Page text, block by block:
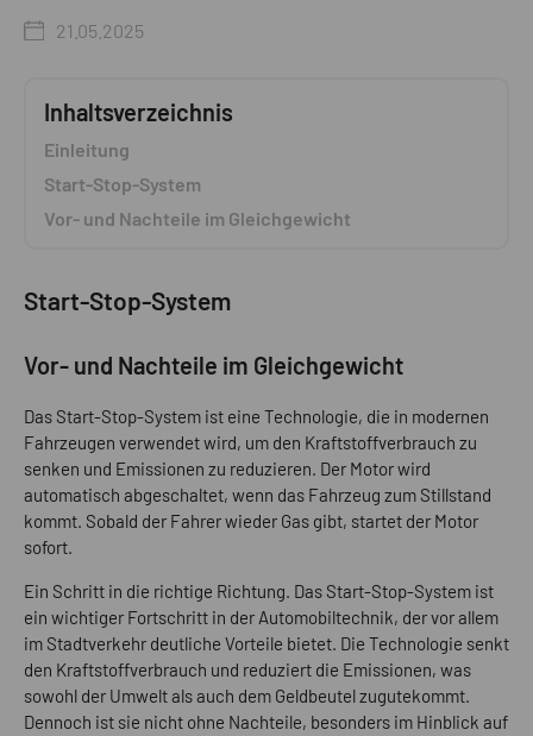
21.05.2025
Inhaltsverzeichnis
Einleitung
Start-Stop-System
Vor- und Nachteile im Gleichgewicht
Start-Stop-System
Vor- und Nachteile im Gleichgewicht
Das Start-Stop-System ist eine Technologie, die in modernen
Fahrzeugen verwendet wird, um den Kraftstoffverbrauch zu
senken und Emissionen zu reduzieren. Der Motor wird
automatisch abgeschaltet, wenn das Fahrzeug zum Stillstand
kommt. Sobald der Fahrer wieder Gas gibt, startet der Motor
sofort.
Ein Schritt in die richtige Richtung. Das Start-Stop-System ist
ein wichtiger Fortschritt in der Automobiltechnik, der vor allem
im Stadtverkehr deutliche Vorteile bietet. Die Technologie senkt
den Kraftstoffverbrauch und reduziert die Emissionen, was
sowohl der Umwelt als auch dem Geldbeutel zugutekommt.
Dennoch ist sie nicht ohne Nachteile, besonders im Hinblick auf